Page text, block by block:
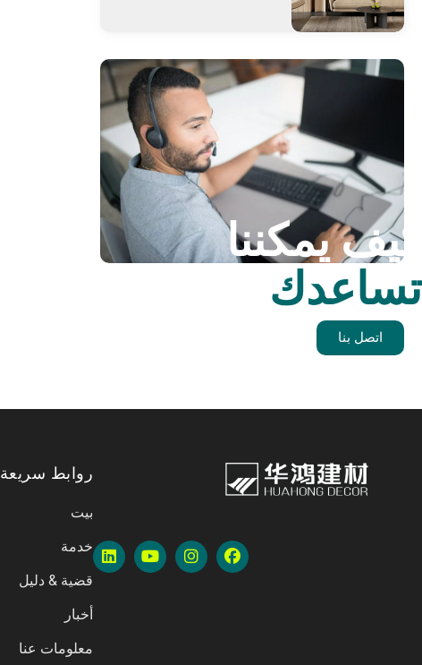
كيف يمكننا
تساعدك
اتصل بنا
روابط سريعة
بيت
خدمة
قضية & دليل
أخبار
معلومات عنا